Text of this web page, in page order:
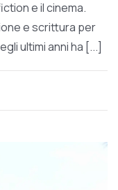
e il cinema.
e scrittura per
ultimi anni ha [...]